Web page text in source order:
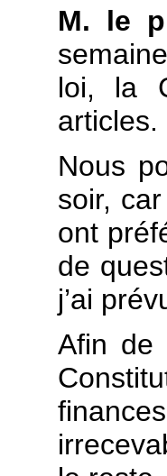
M. le
loi, la
articles.
Nous
soir,
ont
de
j’ai
Afin de